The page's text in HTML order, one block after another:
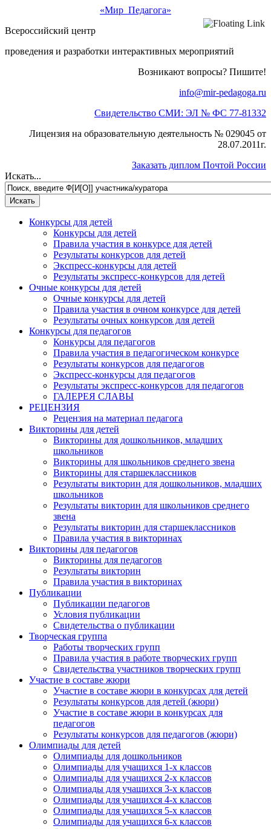
«Мир Педагога»
Всероссийский центр
проведения и разработки интерактивных мероприятий
Возникают вопросы? Пишите!
info@mir-pedagoga.ru
Свидетельство СМИ: ЭЛ № ФС 77-81332
Лицензия на образовательную деятельность № 029045 от
28.07.2011г.
Заказать диплом Почтой России
Искать...
Конкурсы для детей
Конкурсы для детей
Правила участия в конкурсе для детей
Результаты конкурсов для детей
Экспресс-конкурсы для детей
Результаты экспресс-конкурсов для детей
Очные конкурсы для детей
Очные конкурсы для детей
Правила участия в очном конкурсе для детей
Результаты очных конкурсов для детей
Конкурсы для педагогов
Конкурсы для педагогов
Правила участия в педагогическом конкурсе
Результаты конкурсов для педагогов
Экспресс-конкурсы для педагогов
Результаты экспресс-конкурсов для педагогов
ГАЛЕРЕЯ СЛАВЫ
РЕЦЕНЗИЯ
Рецензия на материал педагога
Викторины для детей
Викторины для дошкольников, младших
школьников
Викторины для школьников среднего звена
Викторины для старшеклассников
Результаты викторин для дошкольников, младших
школьников
Результаты викторин для школьников среднего
звена
Результаты викторин для старшеклассников
Правила участия в викторинах
Викторины для педагогов
Викторины для педагогов
Результаты викторин
Правила участия в викторинах
Публикации
Публикации педагогов
Условия публикации
Свидетельства о публикации
Творческая группа
Работы творческих групп
Правила участия в работе творческих групп
Свидетельства участников творческих групп
Участие в составе жюри
Участие в составе жюри в конкурсах для детей
Результаты конкурсов для детей (жюри)
Участие в составе жюри в конкурсах для
педагогов
Результаты конкурсов для педагогов (жюри)
Олимпиады для детей
Олимпиады для дошкольников
Олимпиады для учащихся 1-х классов
Олимпиады для учащихся 2-х классов
Олимпиады для учащихся 3-х классов
Олимпиады для учащихся 4-х классов
Олимпиады для учащихся 5-х классов
Олимпиады для учащихся 6-х классов